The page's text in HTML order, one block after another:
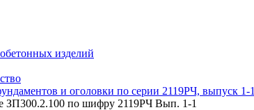
изделий
и оголовки по серии 2119РЧ, выпуск 1-1
ЗП300.2.100 по шифру 2119РЧ Вып. 1-1